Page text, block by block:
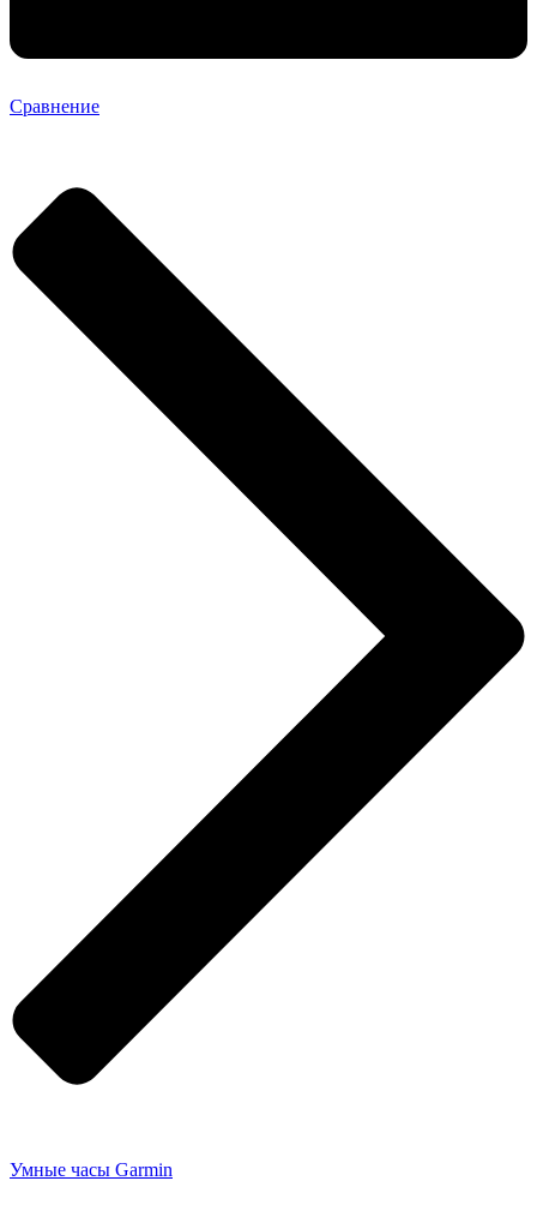
Сравнение
Умные часы Garmin